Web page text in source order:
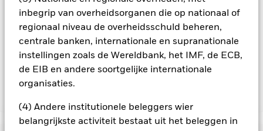
inbegrip van overheidsorganen die op nationaal of
regionaal niveau de overheidsschuld beheren,
centrale banken, internationale en supranationale
instellingen zoals de Wereldbank, het IMF, de ECB,
de EIB en andere soortgelijke internationale
organisaties.
(4) Andere institutionele beleggers wier
belangrijkste activiteit bestaat uit het beleggen in
verbonden inkomsten en komen de resterende 37,5% ten
goede aan BlackRock als effectenuitleenagent. Aangezien de
verdeling van opbrengsten uit effectenleningen de
exploitatiekosten van het Fonds niet verhoogt, is deze niet in
de lopende kosten opgenomen.
BGF Emerging Markets Bond Fund